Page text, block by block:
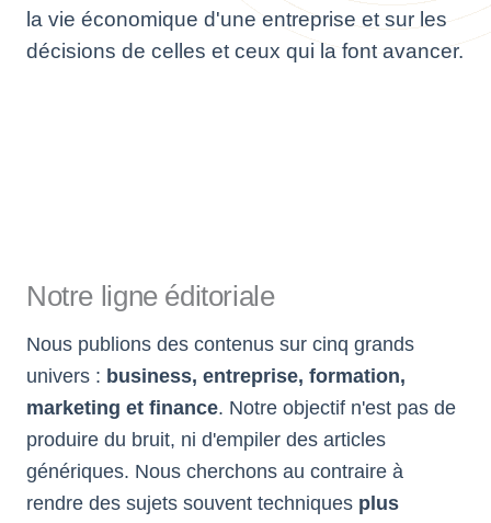
la vie économique d'une entreprise et sur les
décisions de celles et ceux qui la font avancer.
Notre ligne éditoriale
Nous publions des contenus sur cinq grands
univers : business, entreprise, formation,
marketing et finance. Notre objectif n'est pas de
produire du bruit, ni d'empiler des articles
génériques. Nous cherchons au contraire à
rendre des sujets souvent techniques plus